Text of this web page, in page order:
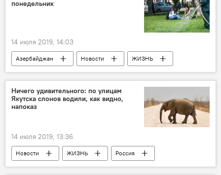
понедельник
14 июля 2019, 14:03
Азербайджан Новости
ЖИЗНЬ
Прогноз погоды
Баку
Ничего удивительного: по улицам
Якутска слонов водили, как видно,
напоказ
14 июля 2019, 13:36
Новости ЖИЗНЬ Россия